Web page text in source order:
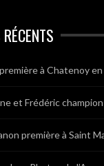
à Chatenoy
et Frédéric
première à Saint